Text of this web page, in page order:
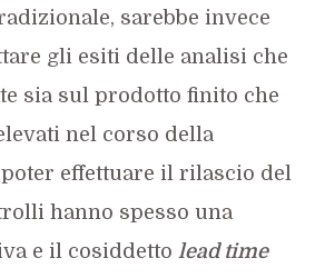
sarebbe invece
gli esiti delle analisi che
sia sul prodotto finito che
nel corso della
effettuare il rilascio del
hanno spesso una
e il cosiddetto lead time